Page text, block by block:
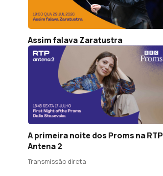
Assim falava Zaratustra
A primeira noite dos Proms na RTP
Antena 2
Transmissão direta